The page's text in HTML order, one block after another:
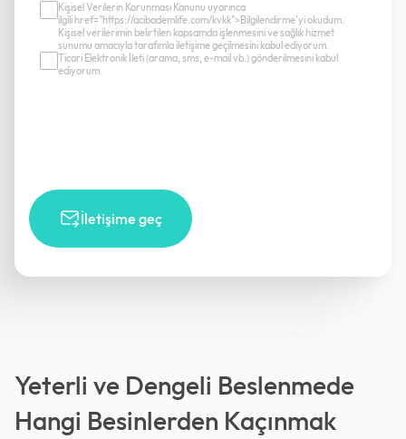
İletişime geç
Kişisel Verilerin Korunması Kanunu uyarınca
ilgili href="https://acibademlife.com/kvkk">Bilgilendirme’yi okudum.
Kişisel verilerimin belirtilen kapsamda işlenmesini ve sağlık hizmet
sunumu amacıyla tarafımla iletişime geçilmesini kabul ediyorum.
Ticari Elektronik İleti (arama, sms, e-mail vb.) gönderilmesini kabul
ediyorum.
Yeterli ve Dengeli Beslenmede
Hangi Besinlerden Kaçınmak